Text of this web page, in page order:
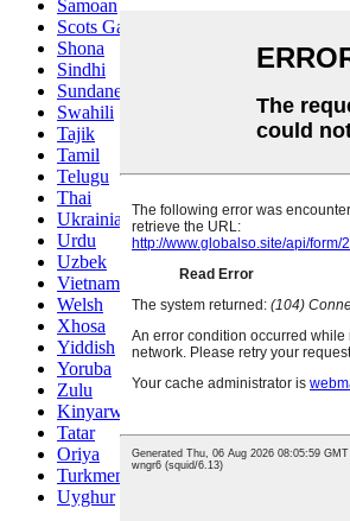
Samoan
Scots Gaelic
Shona
Sindhi
Sundanese
Swahili
Tajik
Tamil
Telugu
Thai
Ukrainian
Urdu
Uzbek
Vietnamese
Welsh
Xhosa
Yiddish
Yoruba
Zulu
Kinyarwanda
Tatar
Oriya
Turkmen
Uyghur